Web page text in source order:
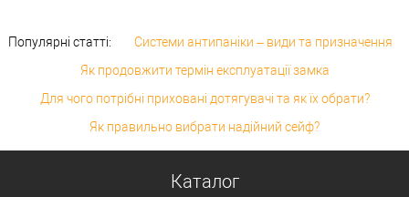
Популярні статті:
Системи антипаніки – види та призначення
Як продовжити термін експлуатації замка
Для чого потрібні приховані дотягувачі та як їх обрати?
Як правильно вибрати надійний сейф?
Каталог